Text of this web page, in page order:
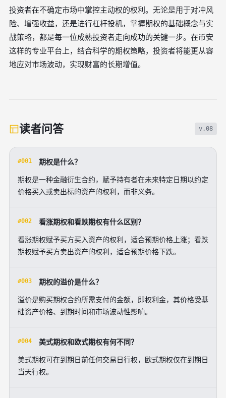
投资者在不确定市场中掌控主动权的权利。无论是用于对冲风
险、增强收益，还是进行杠杆投机，掌握期权的基础概念与实
战策略，都是每一位成熟投资者走向成功的关键一步。在币安
这样的专业平台上，结合科学的期权策略，投资者将能更从容
地应对市场波动，实现财富的长期增值。
读者问答 v.08
#001 期权是什么？
期权是一种金融衍生合约，赋予持有者在未来特定日期以约定
价格买入或卖出标的资产的权利，而非义务。
#002 看涨期权和看跌期权有什么区别？
看涨期权赋予买方买入资产的权利，适合预期价格上涨；看跌
期权赋予买方卖出资产的权利，适合预期价格下跌。
#003 期权的溢价是什么？
溢价是购买期权合约所需支付的金额，即权利金，其价格受基
础资产价格、到期时间和市场波动性影响。
#004 美式期权和欧式期权有何不同？
美式期权可在到期日前任何交易日行权，欧式期权仅在到期日
当天行权。